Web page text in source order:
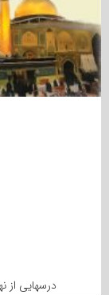
درسهایی از